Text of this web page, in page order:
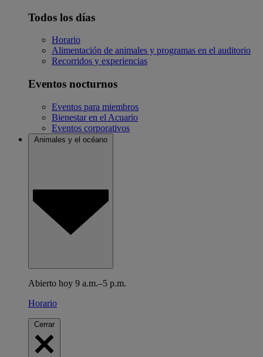
Todos los días
Horario
Alimentación de animales y programas en el auditorio
Recorridos y experiencias
Eventos nocturnos
Eventos para miembros
Bienestar en el Acuario
Eventos corporativos
Animales y el océano
Abierto hoy 9 a.m.–5 p.m.
Horario
Cerrar